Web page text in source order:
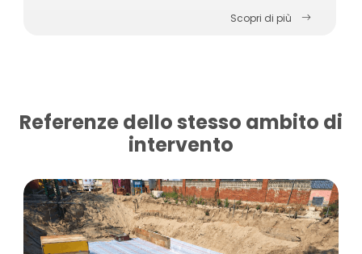
Scopri di più
Referenze dello stesso ambito di
intervento